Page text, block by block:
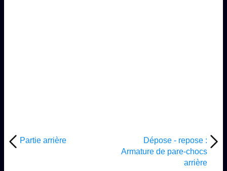
Partie arrière
Dépose - repose :
Armature de pare-chocs
arrière